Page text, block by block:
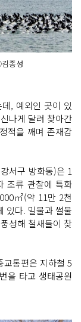
종성
, 예외인 곳이 있
나게 달려 찾아간
적을 깨며 존재감
서구 방화동)은 1
조류 관찰에 특화
㎡(약 11만 2천
있다. 밀물과 썰물
성해 철새들이 찾
교통편은 지하철 5
을 타고 생태공원